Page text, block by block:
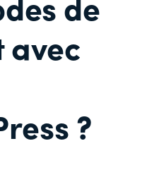
de
avec
?